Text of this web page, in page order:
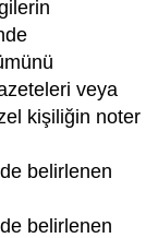
veya
kişiliğin noter
belirlenen
belirlenen